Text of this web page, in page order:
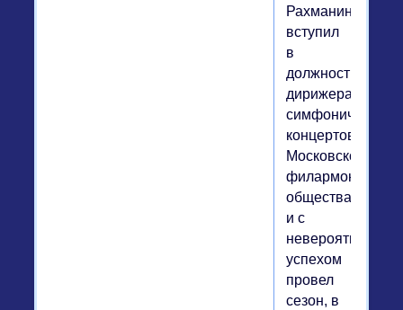
Рахманинов
вступил
в
должность
дирижера
симфонических
концертов
Московского
общества
и с
невероятным
успехом
провел
сезон, в